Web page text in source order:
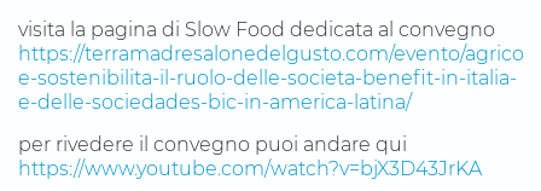
visita la pagina di Slow Food dedicata al convegno
https://terramadresalonedelgusto.com/evento/
e-sostenibilita-il-ruolo-delle-societa-benefit-in-italia-
e-delle-sociedades-bic-in-america-latina/
per rivedere il convegno puoi andare qui
https://www.youtube.com/watch?v=bjX3D43JrKA